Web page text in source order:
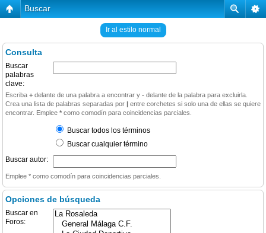
Buscar
Ir al estilo normal
Consulta
Buscar
palabras
clave:
Escriba + delante de una palabra a encontrar y - delante de la palabra para excluirla.
Crea una lista de palabras separadas por | entre corchetes si solo una de ellas se quiere
encontrar. Emplee * como comodín para coincidencias parciales.
Buscar todos los términos
Buscar cualquier término
Buscar autor:
Emplee * como comodín para coincidencias parciales.
Opciones de búsqueda
Buscar en
Foros: